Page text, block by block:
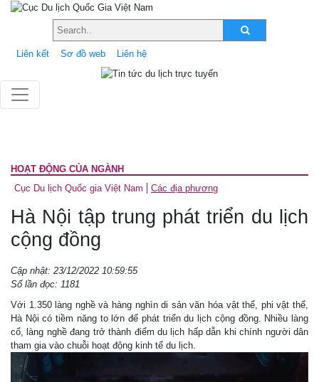
Liên kết Sơ đồ web Liên hệ
HOẠT ĐỘNG CỦA NGÀNH
Cục Du lịch Quốc gia Việt Nam
Các địa phương
Hà Nội tập trung phát triển du lịch
cộng đồng
Cập nhật: 23/12/2022 10:59:55
Số lần đọc: 1181
Với 1.350 làng nghề và hàng nghìn di sản văn hóa vật thể, phi vật thể,
Hà Nội có tiềm năng to lớn để phát triển du lịch cộng đồng. Nhiều làng
cổ, làng nghề đang trở thành điểm du lịch hấp dẫn khi chính người dân
tham gia vào chuỗi hoạt động kinh tế du lịch.